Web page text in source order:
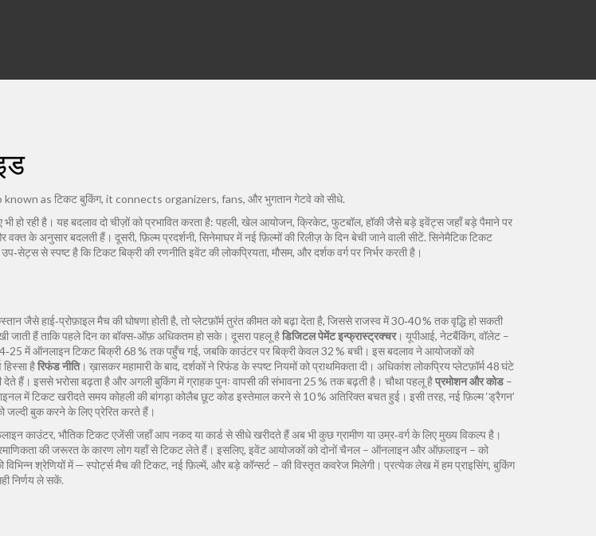
known as टिकट बुकिंग, it connects organizers, fans, और भुगतान गेटवे को सीधे.
हो रही है। यह बदलाव दो चीज़ों को प्रभावित करता है: पहली, खेल आयोजन, क्रिकेट, फुटबॉल, हॉकी जैसे बड़े इवेंट्स जहाँ बड़े पैमाने पर
वक्त के अनुसार बदलती हैं। दूसरी, फ़िल्म प्रदर्शनी, सिनेमाघर में नई फ़िल्मों की रिलीज़ के दिन बेची जाने वाली सीटें. सिनेमैटिक टिकट
से स्पष्ट है कि टिकट बिक्री की रणनीति इवेंट की लोकप्रियता, मौसम, और दर्शक वर्ग पर निर्भर करती है।
जैसे हाई‑प्रोफ़ाइल मैच की घोषणा होती है, तो प्लेटफ़ॉर्म तुरंत कीमत को बढ़ा देता है, जिससे राजस्व में 30‑40 % तक वृद्धि हो सकती
जाती हैं ताकि पहले दिन का बॉक्स‑ऑफ़ अधिकतम हो सके। दूसरा पहलू हैडिजिटल पेमेंट इन्फ्रास्ट्रक्चर। यूपीआई, नेटबैंकिंग, वॉलेट –
में ऑनलाइन टिकट बिक्री 68 % तक पहुँच गई, जबकि काउंटर पर बिक्री केवल 32 % बची। इस बदलाव ने आयोजकों को
हैरिफंड नीति। ख़ासकर महामारी के बाद, दर्शकों ने रिफंड के स्पष्ट नियमों को प्राथमिकता दी। अधिकांश लोकप्रिय प्लेटफ़ॉर्म 48 घंटे
हैं। इससे भरोसा बढ़ता है और अगली बुकिंग में ग्राहक पुनः वापसी की संभावना 25 % तक बढ़ती है। चौथा पहलू हैप्रमोशन और कोड–
में टिकट खरीदते समय कोहली की बांगड़ा कोलैब छूट कोड इस्तेमाल करने से 10 % अतिरिक्त बचत हुई। इसी तरह, नई फ़िल्म ‘ड्रैगन’
जल्दी बुक करने के लिए प्रेरित करते हैं।
काउंटर, भौतिक टिकट एजेंसी जहाँ आप नकद या कार्ड से सीधे खरीदते हैंअब भी कुछ ग्रामीण या उम्र‑वर्ग के लिए मुख्य विकल्प है।
प्रमाणिकता की जरूरत के कारण लोग यहाँ से टिकट लेते हैं। इसलिए, इवेंट आयोजकों को दोनों चैनल – ऑनलाइन और ऑफ़लाइन – को
श्रेणियों में — स्पोर्ट्स मैच की टिकट, नई फ़िल्में, और बड़े कॉन्सर्ट – की विस्तृत कवरेज मिलेगी। प्रत्येक लेख में हम प्राइसिंग, बुकिंग
निर्णय ले सकें.